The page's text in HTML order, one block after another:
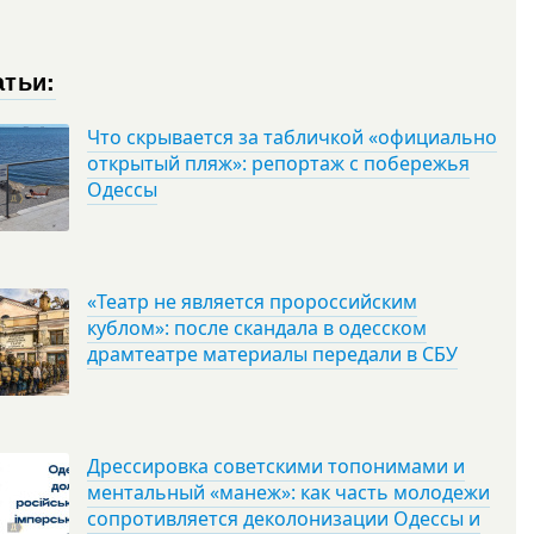
Что скрывается за табличкой «официально
открытый пляж»: репортаж с побережья
Одессы
«Театр не является пророссийским
кублом»: после скандала в одесском
драмтеатре материалы передали в СБУ
Дрессировка советскими топонимами и
ментальный «манеж»: как часть молодежи
сопротивляется деколонизации Одессы и